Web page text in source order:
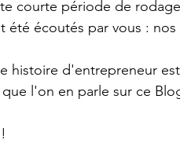
courte période de
écoutés par vous : nos
histoire d'entrepreneur
l'on en parle sur ce